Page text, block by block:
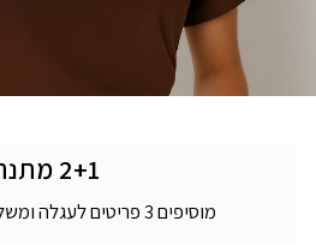
2+1 מתנה
מוסיפים 3 פריטים לעגלה ומשלמים על 2 בלבד!